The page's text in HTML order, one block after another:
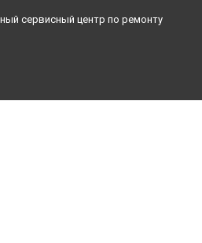
сервисный центр по ремонту